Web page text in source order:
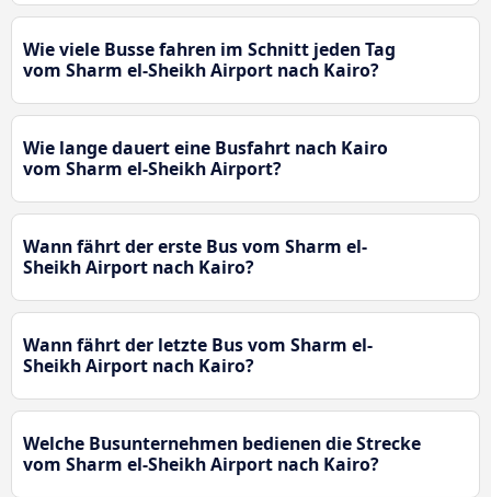
Wie viele Busse fahren im Schnitt jeden Tag
vom Sharm el-Sheikh Airport nach Kairo?
Wie lange dauert eine Busfahrt nach Kairo
vom Sharm el-Sheikh Airport?
Wann fährt der erste Bus vom Sharm el-
Sheikh Airport nach Kairo?
Wann fährt der letzte Bus vom Sharm el-
Sheikh Airport nach Kairo?
Welche Busunternehmen bedienen die Strecke
vom Sharm el-Sheikh Airport nach Kairo?